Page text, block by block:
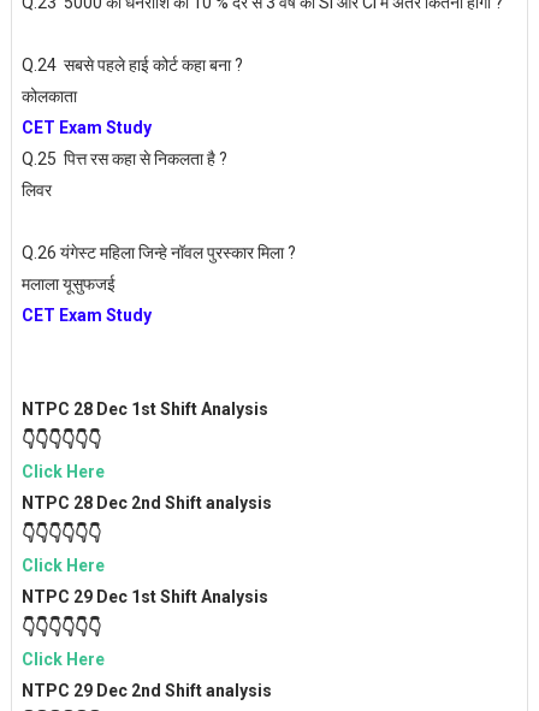
Q.24 सबसे पहले हाई कोर्ट कहा बना ?
कोलकाता
CET Exam Study
Q.25 पित्त रस कहा से निकलता है ?
लिवर
Q.26 यंगेस्ट महिला जिन्हे नॉवल पुरस्कार मिला ?
मलाला यूसुफजई
CET Exam Study
NTPC 28 Dec 1st Shift Analysis
👇👇👇👇👇👇
Click H ere
NTPC 28 Dec 2nd Shift analysis
👇👇👇👇👇👇
Click Here
NTPC 29 Dec 1st Shift Analysis
👇👇👇👇👇👇
Click Here
NTPC 29 Dec 2nd Shift analysis